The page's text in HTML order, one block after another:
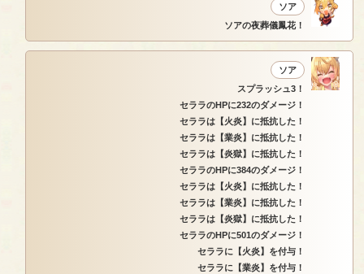
ソア
ソアの夜葬儀鳳花！
ソア
スプラッシュ3！
セララのHPに232のダメージ！
セララは【火炎】に抵抗した！
セララは【業炎】に抵抗した！
セララは【炎獄】に抵抗した！
セララのHPに384のダメージ！
セララは【火炎】に抵抗した！
セララは【業炎】に抵抗した！
セララは【炎獄】に抵抗した！
セララのHPに501のダメージ！
セララに【火炎】を付与！
セララに【業炎】を付与！